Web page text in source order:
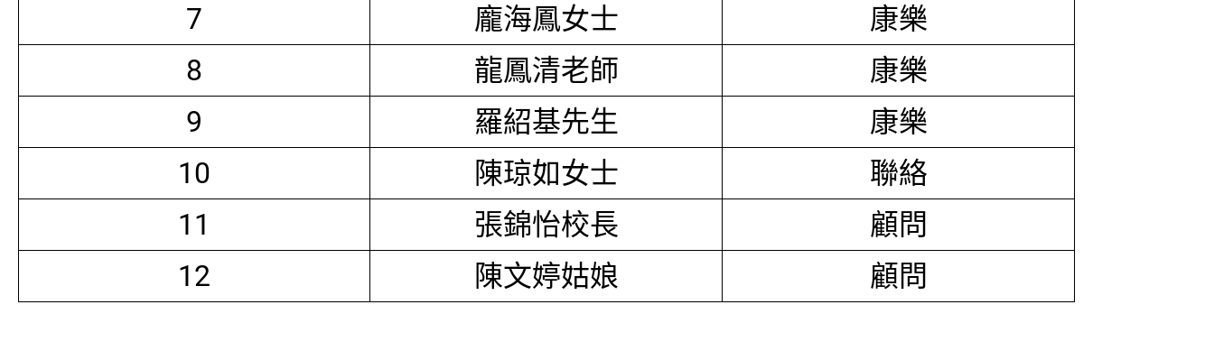
7
龐海鳳女士
康樂
8
龍鳳清老師
康樂
9
羅紹基先生
康樂
10
陳琼如女士
聯絡
11
張錦怡校長
顧問
12
陳文婷姑娘 顧問